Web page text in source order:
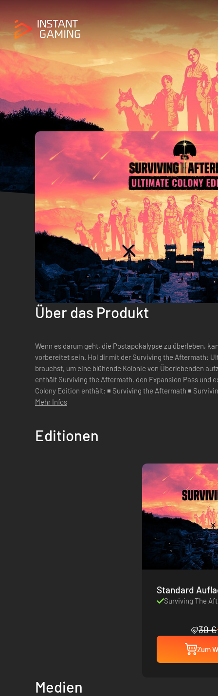
Über das Produkt
Wenn es darum geht, die Postapokalypse zu überleben,
vorbereitet sein. Hol dir mit der Surviving the Aftermath:
brauchst, um eine blühende Kolonie von Überlebenden
enthält Surviving the Aftermath, den Expansion Pass und exklusive
Colony Edition enthält: ◾ Surviving the Aftermath ◾
Radiosender „Radio Active“ ...
Mehr Infos
Editionen
Standard
Surviving The
30 €
Zum
Medien